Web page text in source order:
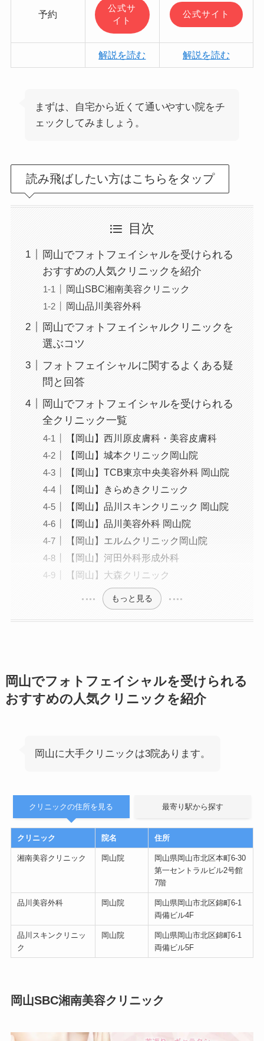
予約
公式サ
イト
公式サイト
解説を読む 解説を読む
まずは、自宅から近くて通いやすい院をチ
ェックしてみましょう。
読み飛ばしたい方はこちらをタップ
目次
岡山でフォトフェイシャルを受けられる
おすすめの人気クリニックを紹介
岡山SBC湘南美容クリニック
岡山品川美容外科
岡山でフォトフェイシャルクリニックを
選ぶコツ
フォトフェイシャルに関するよくある疑
問と回答
岡山でフォトフェイシャルを受けられる
全クリニック一覧
【岡山】西川原皮膚科・美容皮膚科
【岡山】城本クリニック岡山院
【岡山】TCB東京中央美容外科 岡山院
【岡山】きらめきクリニック
【岡山】品川スキンクリニック 岡山院
【岡山】品川美容外科 岡山院
【岡山】エルムクリニック岡山院
【岡山】河田外科形成外科
【岡山】大森クリニック
もっと見る
岡山でフォトフェイシャルを受けられる
おすすめの人気クリニックを紹介
岡山に大手クリニックは3院あります。
クリニックの住所を見る 最寄り駅から探す
クリニック 院名 住所
湘南美容クリニック 岡山院
岡山県岡山市北区本町6-30
第一セントラルビル2号館
7階
品川美容外科 岡山院
岡山県岡山市北区錦町6-1
両備ビル4F
品川スキンクリニッ
ク
岡山院
岡山県岡山市北区錦町6-1
両備ビル5F
岡山SBC湘南美容クリニック